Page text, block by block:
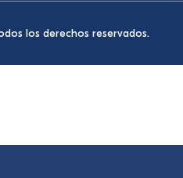
los derechos reservados.